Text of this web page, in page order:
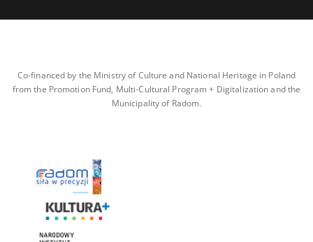
Co-financed by the Ministry of Culture and National Heritage in Poland
from the Promotion Fund, Multi-Cultural Program + Digitalization and the
Municipality of Radom.